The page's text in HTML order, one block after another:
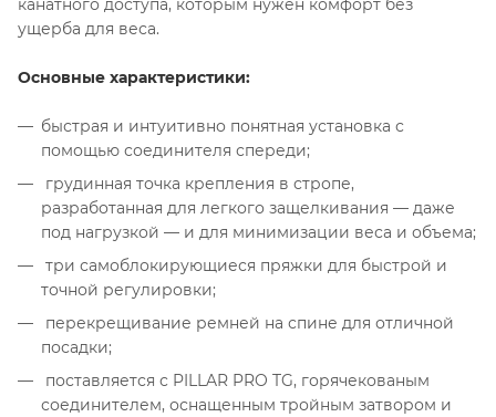
канатного доступа, которым нужен комфорт без
ущерба для веса.
Основные характеристики:
быстрая и интуитивно понятная установка с
помощью соединителя спереди;
грудинная точка крепления в стропе,
разработанная для легкого защелкивания — даже
под нагрузкой — и для минимизации веса и объема;
три самоблокирующиеся пряжки для быстрой и
точной регулировки;
перекрещивание ремней на спине для отличной
посадки;
поставляется с PILLAR PRO TG, горячекованым
соединителем, оснащенным тройным затвором и